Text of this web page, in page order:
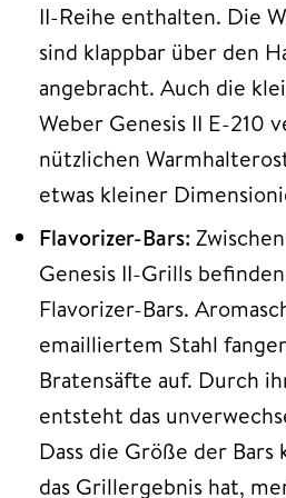
II-Reihe enthalten. Die
sind klappbar über den
angebracht. Auch die
Weber Genesis II E-210
nützlichen
etwas kleiner
Flavorizer-Bars:
Genesis II-Grills
Flavorizer-Bars.
emailliertem Stahl
Bratensäfte auf. Durch
entsteht das
Dass die Größe der Bars
das Grillergebnis hat,